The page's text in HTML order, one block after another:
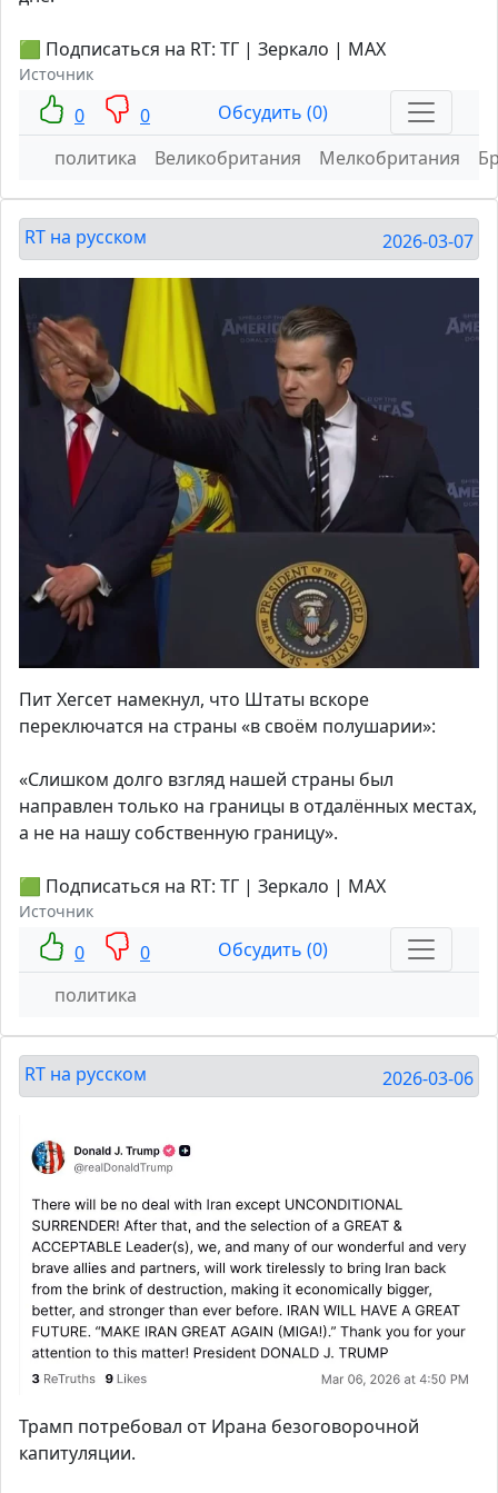
🟩 Подписаться на RT: ТГ | Зеркало | MAX
Источник
0 0
Обсудить (0)
политика
Великобритания Мелкобритания
RT на русском 2026-03-07
Пит Хегсет намекнул, что Штаты вскоре
переключатся на страны «в своём полушарии»:
«Слишком долго взгляд нашей страны был
направлен только на границы в отдалённых местах,
а не на нашу собственную границу».
🟩 Подписаться на RT: ТГ | Зеркало | MAX
Источник
0 0
Обсудить (0)
политика
RT на русском 2026-03-06
Трамп потребовал от Ирана безоговорочной
капитуляции.